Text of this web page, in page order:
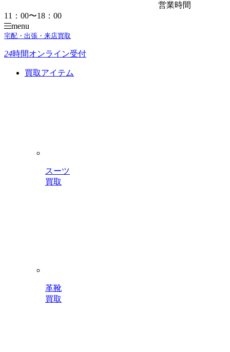
営業時間
11：00〜18：00
menu
宅配・出張・来店買取
24時間オンライン受付
買取アイテム
スーツ
買取
革靴
買取